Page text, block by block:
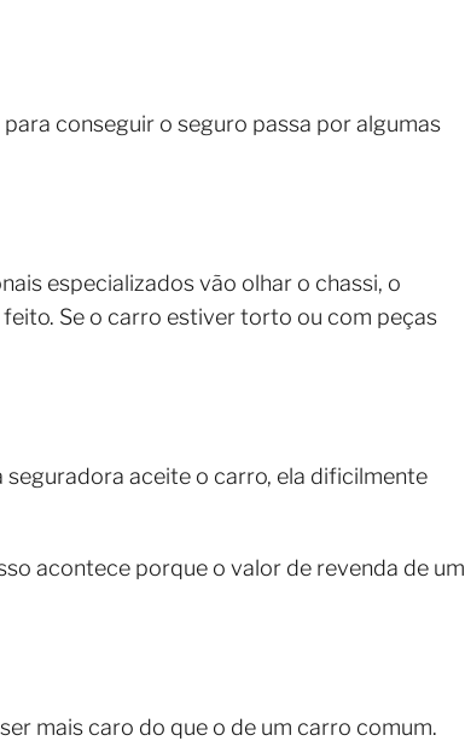
conseguir o seguro passa por algumas
especializados vão olhar o chassi, o
Se o carro estiver torto ou com peças
aceite o carro, ela dificilmente
acontece porque o valor de revenda de um
mais caro do que o de um carro comum.